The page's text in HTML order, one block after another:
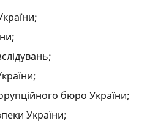
бюро України;
України;